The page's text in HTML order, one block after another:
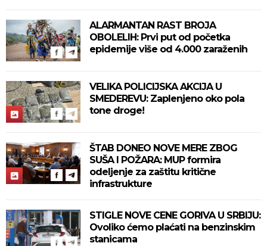
ALARMANTAN RAST BROJA
OBOLELIH: Prvi put od početka
epidemije više od 4.000 zaraženih
VELIKA POLICIJSKA AKCIJA U
SMEDEREVU: Zaplenjeno oko pola
tone droge!
ŠTAB DONEO NOVE MERE ZBOG
SUŠA I POŽARA: MUP formira
odeljenje za zaštitu kritične
infrastrukture
STIGLE NOVE CENE GORIVA U SRBIJU:
Ovoliko ćemo plaćati na benzinskim
stanicama